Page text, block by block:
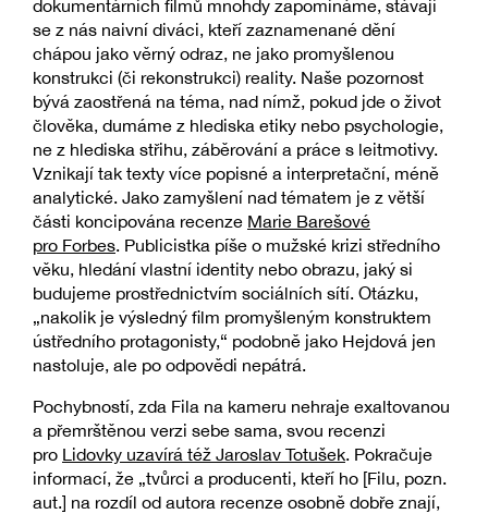
dokumentárních filmů mnohdy zapomínáme, stávají
se z nás naivní diváci, kteří zaznamenané dění
chápou jako věrný odraz, ne jako promyšlenou
konstrukci (či rekonstrukci) reality. Naše pozornost
bývá zaostřená na téma, nad nímž, pokud jde o život
člověka, dumáme z hlediska etiky nebo psychologie,
ne z hlediska střihu, záběrování a práce s leitmotivy.
Vznikají tak texty více popisné a interpretační, méně
analytické. Jako zamyšlení nad tématem je z větší
části koncipována recenze Marie Barešové
pro Forbes. Publicistka píše o mužské krizi středního
věku, hledání vlastní identity nebo obrazu, jaký si
budujeme prostřednictvím sociálních sítí. Otázku,
„nakolik je výsledný film promyšleným konstruktem
ústředního protagonisty,“ podobně jako Hejdová jen
nastoluje, ale po odpovědi nepátrá.
Pochybností, zda Fila na kameru nehraje exaltovanou
a přemrštěnou verzi sebe sama, svou recenzi
pro Lidovky uzavírá též Jaroslav Totušek. Pokračuje
informací, že „tvůrci a producenti, kteří ho [Filu, pozn.
aut.] na rozdíl od autora recenze osobně dobře znají,